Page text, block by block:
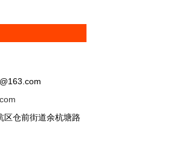
区仓前街道余杭塘路